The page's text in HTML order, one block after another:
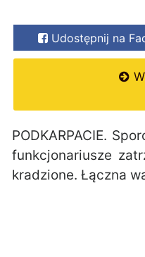
Udostępnij na
PODKARPACIE.
funkcjonariusze
kradzione. Łączna